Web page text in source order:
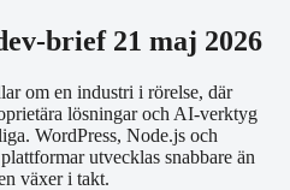
brief 21 maj 2026
om en industri i rörelse, där
lösningar och AI-verktyg
WordPress, Node.js och
utvecklas snabbare än
växer i takt.